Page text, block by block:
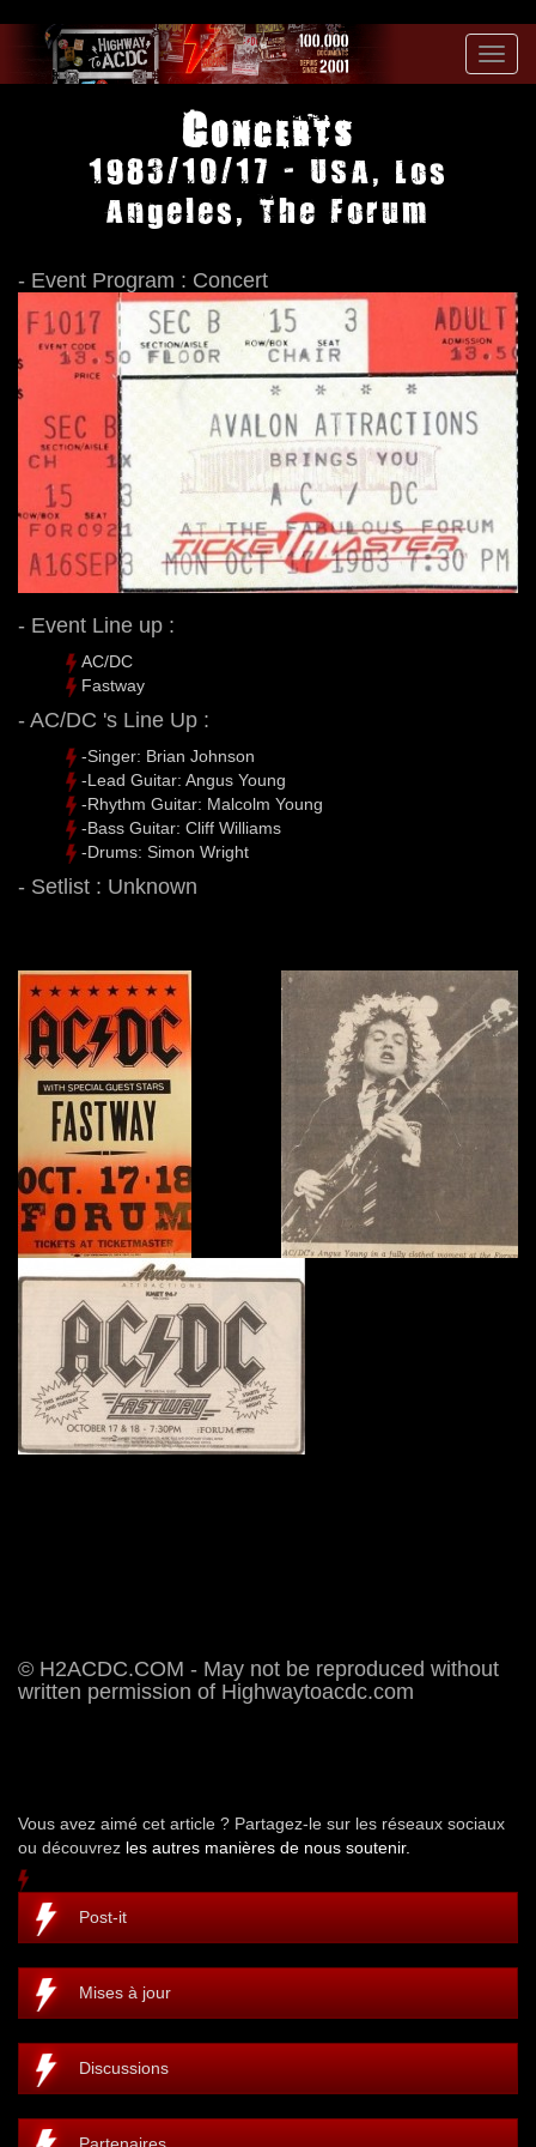
Concerts
1983/10/17 - USA, Los
Angeles, The Forum
- Event Program : Concert
- Event Line up :
AC/DC
Fastway
- AC/DC 's Line Up :
-Singer: Brian Johnson
-Lead Guitar: Angus Young
-Rhythm Guitar: Malcolm Young
-Bass Guitar: Cliff Williams
-Drums: Simon Wright
- Setlist : Unknown
© H2ACDC.COM - May not be reproduced without
written permission of Highwaytoacdc.com
Vous avez aimé cet article ? Partagez-le sur les réseaux sociaux
ou découvrez les autres manières de nous soutenir.
Post-it
Mises à jour
Discussions